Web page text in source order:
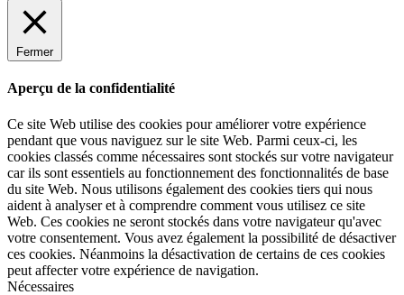
Fermer
Aperçu de la confidentialité
Ce site Web utilise des cookies pour améliorer votre expérience
pendant que vous naviguez sur le site Web. Parmi ceux-ci, les
cookies classés comme nécessaires sont stockés sur votre navigateur
car ils sont essentiels au fonctionnement des fonctionnalités de base
du site Web. Nous utilisons également des cookies tiers qui nous
aident à analyser et à comprendre comment vous utilisez ce site
Web. Ces cookies ne seront stockés dans votre navigateur qu'avec
votre consentement. Vous avez également la possibilité de désactiver
ces cookies. Néanmoins la désactivation de certains de ces cookies
peut affecter votre expérience de navigation.
Nécessaires